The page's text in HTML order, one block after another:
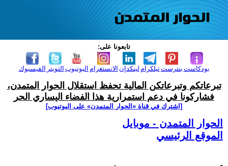
تابعونا على:
الفيسبوك التويتر اليوتيوب الانستغرام لينكدإن تيلكرامبنترست بودكاست
تبرعاتكم وتبرعاتكن المالية تحفظ استقلال الحوار المتمدن،
فشاركونا في دعم استمرارية هذا الفضاء اليساري الحر
[اشترك في قناة ‫«الحوار المتمدن» على اليوتيوب]
الحوار المتمدن - موبايل
الموقع الرئيسي